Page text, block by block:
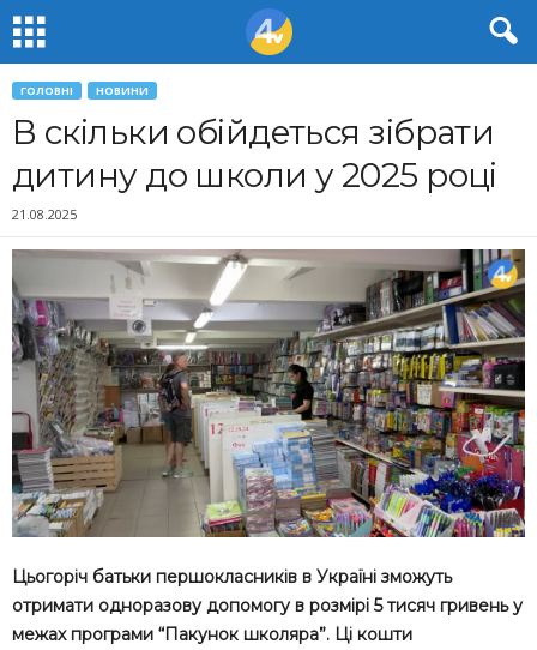
ГОЛОВНІ НОВИНИ
В скільки обійдеться зібрати
дитину до школи у 2025 році
21.08.2025
Цьогоріч батьки першокласників в Україні зможуть
отримати одноразову допомогу в розмірі 5 тисяч гривень у
межах програми “Пакунок школяра”. Ці кошти